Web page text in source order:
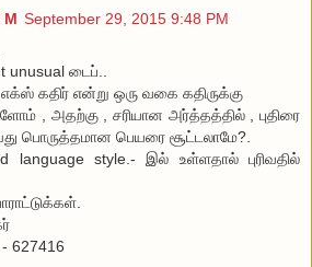
M September 29, 2015 9:48 PM
unusual டைப்..
கதிர் என்று ஒரு வகை கதிருக்கு
, அதற்கு , சரியான அர்த்தத்தில் , புதிரை
பொருத்தமான பெயரை சூட்டலாமே?.
language style.- இல் உள்ளதால் புரிவதில்
- 627416